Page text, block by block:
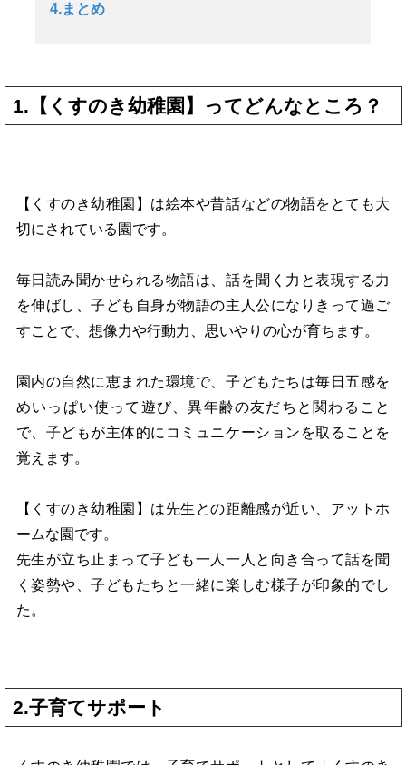
4.まとめ
1.【くすのき幼稚園】ってどんなところ？
【くすのき幼稚園】は絵本や昔話などの物語をとても大
切にされている園です。
毎日読み聞かせられる物語は、話を聞く力と表現する力
を伸ばし、子ども自身が物語の主人公になりきって過ご
すことで、想像力や行動力、思いやりの心が育ちます。
園内の自然に恵まれた環境で、子どもたちは毎日五感を
めいっぱい使って遊び、異年齢の友だちと関わること
で、子どもが主体的にコミュニケーションを取ることを
覚えます。
【くすのき幼稚園】は先生との距離感が近い、アットホ
ームな園です。
先生が立ち止まって子ども一人一人と向き合って話を聞
く姿勢や、子どもたちと一緒に楽しむ様子が印象的でし
た。
2.子育てサポート